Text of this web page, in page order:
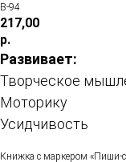
В-94
217,00
р.
Развивает:
Творческое
Моторику
Усидчивость
Книжка с маркером «Пиши-